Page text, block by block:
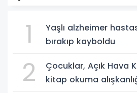
1
Yaşlı alzheimer
bırakıp kayboldu
2
Çocuklar, Açık Hava
kitap okuma